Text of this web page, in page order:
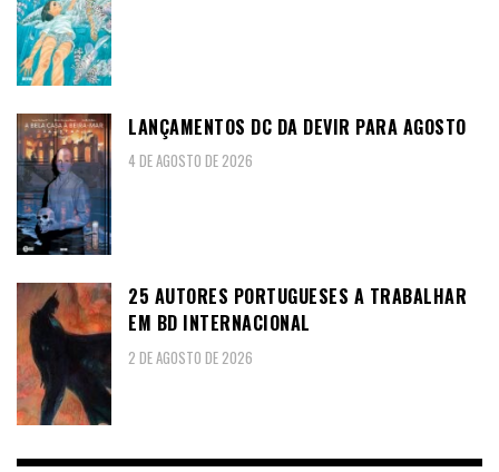
LANÇAMENTOS DC DA DEVIR PARA AGOSTO
4 DE AGOSTO DE 2026
25 AUTORES PORTUGUESES A TRABALHAR
EM BD INTERNACIONAL
2 DE AGOSTO DE 2026